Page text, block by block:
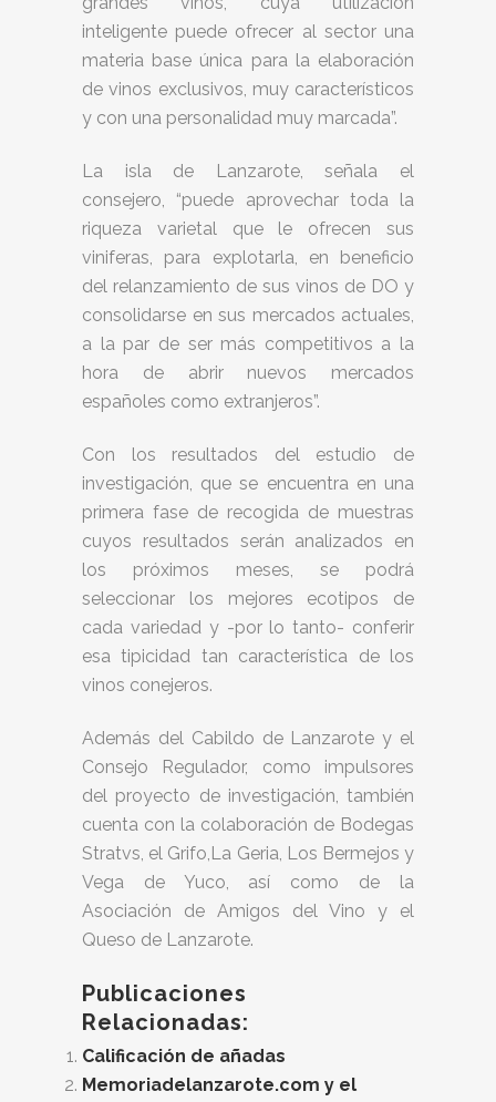
inteligente puede ofrecer al sector una
materia base única para la elaboración
de vinos exclusivos, muy característicos
y con una personalidad muy marcada”.
La isla de Lanzarote, señala el
consejero, “puede aprovechar toda la
riqueza varietal que le ofrecen sus
viniferas, para explotarla, en beneficio
del relanzamiento de sus vinos de DO y
consolidarse en sus mercados actuales,
a la par de ser más competitivos a la
hora de abrir nuevos mercados
españoles como extranjeros”.
Con los resultados del estudio de
investigación, que se encuentra en una
primera fase de recogida de muestras
cuyos resultados serán analizados en
los próximos meses, se podrá
seleccionar los mejores ecotipos de
cada variedad y -por lo tanto- conferir
esa tipicidad tan característica de los
vinos conejeros.
Además del Cabildo de Lanzarote y el
Consejo Regulador, como impulsores
del proyecto de investigación, también
cuenta con la colaboración de Bodegas
Stratvs, el Grifo,La Geria, Los Bermejos y
Vega de Yuco, así como de la
Asociación de Amigos del Vino y el
Queso de Lanzarote.
Publicaciones
Relacionadas:
Calificación de añadas
Memoriadelanzarote.com y el